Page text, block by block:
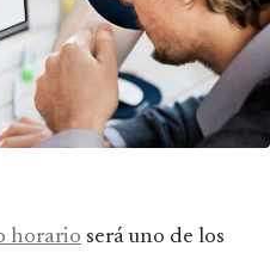
horario será uno de los